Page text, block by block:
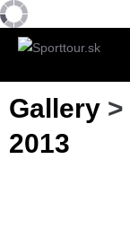
Gallery >
2013